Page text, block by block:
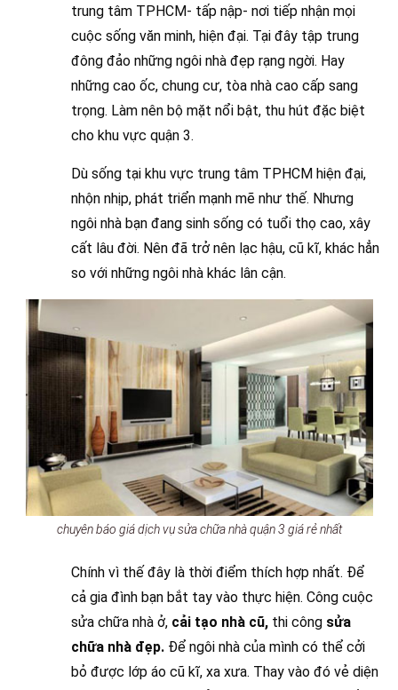
trung tâm TPHCM- tấp nập- nơi tiếp nhận mọi
cuộc sống văn minh, hiện đại. Tại đây tập trung
đông đảo những ngôi nhà đẹp rạng ngời. Hay
những cao ốc, chung cư, tòa nhà cao cấp sang
trọng. Làm nên bộ mặt nổi bật, thu hút đặc biệt
cho khu vực quận 3.
Dù sống tại khu vực trung tâm TPHCM hiện đại,
nhộn nhịp, phát triển mạnh mẽ như thế. Nhưng
ngôi nhà bạn đang sinh sống có tuổi thọ cao, xây
cất lâu đời. Nên đã trở nên lạc hậu, cũ kĩ, khác hẳn
so với những ngôi nhà khác lân cận.
chuyên báo giá dịch vụ sửa chữa nhà quận 3 giá rẻ nhất
Chính vì thế đây là thời điểm thích hợp nhất. Để
cả gia đình bạn bắt tay vào thực hiện. Công cuộc
sửa chữa nhà ở, cải tạo nhà cũ, thi công sửa
chữa nhà đẹp. Để ngôi nhà của mình có thể cởi
bỏ được lớp áo cũ kĩ, xa xưa. Thay vào đó vẻ diện